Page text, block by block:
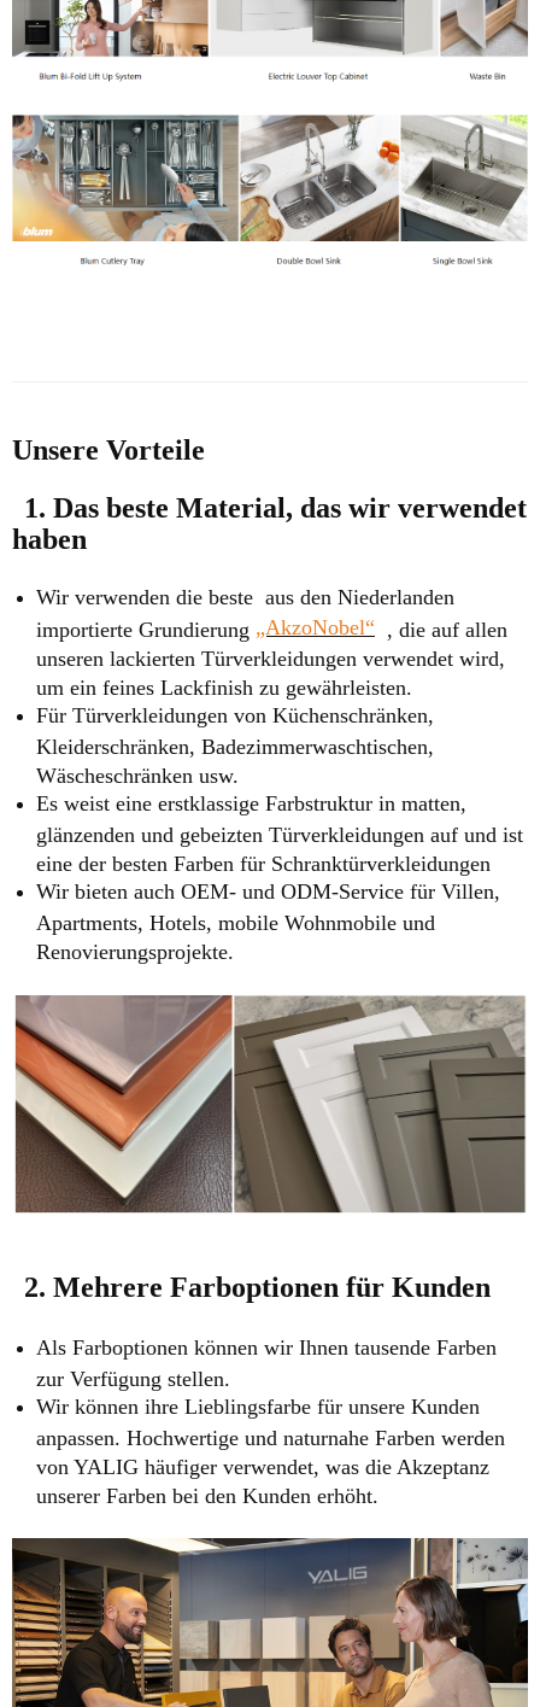
Unsere Vorteile
1. Das beste Material, das wir verwendet
haben
Wir verwenden die beste aus den Niederlanden
importierte Grundierung „AkzoNobel“ , die auf allen
unseren lackierten Türverkleidungen verwendet wird,
um ein feines Lackfinish zu gewährleisten.
Für Türverkleidungen von Küchenschränken,
Kleiderschränken, Badezimmerwaschtischen,
Wäscheschränken usw.
Es weist eine erstklassige Farbstruktur in matten,
glänzenden und gebeizten Türverkleidungen auf und ist
eine der besten Farben für Schranktürverkleidungen
Wir bieten auch OEM- und ODM-Service für Villen,
Apartments, Hotels, mobile Wohnmobile und
Renovierungsprojekte.
2. Mehrere Farboptionen für Kunden
Als Farboptionen können wir Ihnen tausende Farben
zur Verfügung stellen.
Wir können ihre Lieblingsfarbe für unsere Kunden
anpassen. Hochwertige und naturnahe Farben werden
von YALIG häufiger verwendet, was die Akzeptanz
unserer Farben bei den Kunden erhöht.